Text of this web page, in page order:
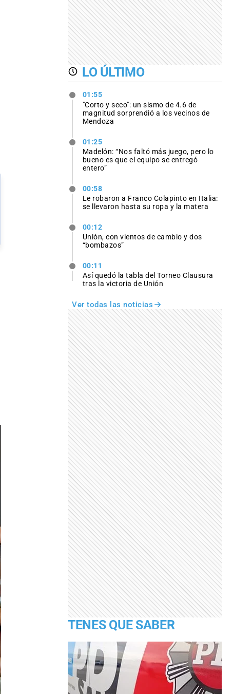
LO ÚLTIMO
01:55
"Corto y seco": un sismo de 4.6 de
magnitud sorprendió a los vecinos de
Mendoza
01:25
Madelón: “Nos faltó más juego, pero lo
bueno es que el equipo se entregó
entero”
00:58
Le robaron a Franco Colapinto en Italia:
se llevaron hasta su ropa y la matera
00:12
Unión, con vientos de cambio y dos
“bombazos”
00:11
Así quedó la tabla del Torneo Clausura
tras la victoria de Unión
Ver todas las noticias
TENES QUE SABER